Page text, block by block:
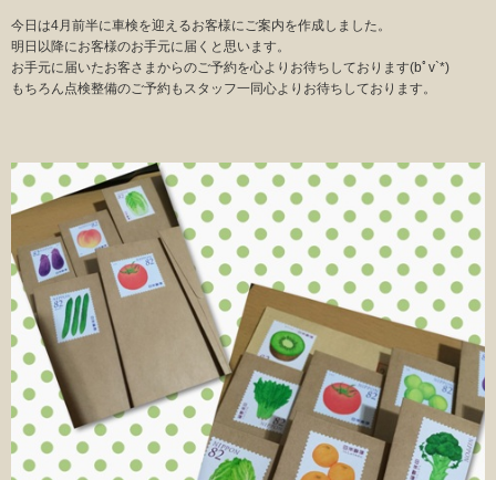
今日は4月前半に車検を迎えるお客様にご案内を作成しました。
明日以降にお客様のお手元に届くと思います。
お手元に届いたお客さまからのご予約を心よりお待ちしております(bﾟv`*)
もちろん点検整備のご予約もスタッフ一同心よりお待ちしております。